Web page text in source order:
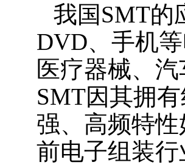
我国SMT的
DVD、手机
医疗器械、
SMT因其拥
强、高频特
前电子组装